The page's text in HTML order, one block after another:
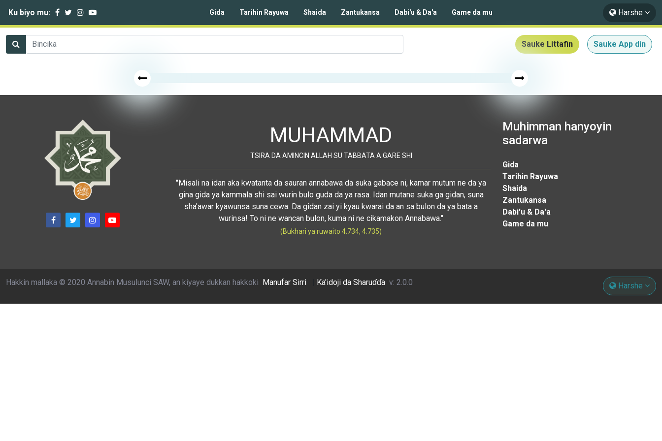
Ku biyo mu: Gida Tarihin Rayuwa Shaida Zantukansa Dabi'u & Da'a Game da mu Harshe
Sauke Littafin Sauke App din
MUHAMMAD
TSIRA DA AMINCIN ALLAH SU TABBATA A GARE SHI
"Misali na idan aka kwatanta da sauran annabawa da suka gabace ni, kamar mutum ne da ya
gina gida ya kammala shi sai wurin bulo guda da ya rasa. Idan mutane suka ga gidan, suna
sha'awar kyawunsa suna cewa: Da gidan zai yi kyau kwarai da an sa bulon da ya bata a
wurinsa! To ni ne wancan bulon, kuma ni ne cikamakon Annabawa."
(Bukhari ya ruwaito 4.734, 4.735)
Muhimman hanyoyin
sadarwa
Gida
Tarihin Rayuwa
Shaida
Zantukansa
Dabi'u & Da'a
Game da mu
Hakkin mallaka © 2020 Annabin Musulunci SAW, an kiyaye dukkan hakkoki Manufar Sirri Ka'idoji da Sharuɗɗa v: 2.0.0 Harshe